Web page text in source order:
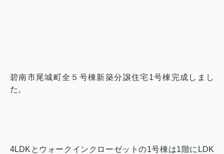
碧南市尾城町全５号棟新築分譲住宅1号棟完成しまし
た。
4LDKとウォークインクローゼットの1号棟は1階にLDK